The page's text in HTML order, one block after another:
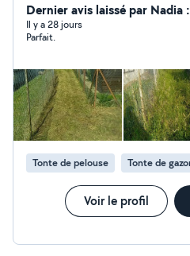
mes services aussi pour
évacuer des déchets
Dernier avis laissé par Nadia
Il y a 28 jours
Parfait.
Tonte de pelouse Tonte de
Voir le profil